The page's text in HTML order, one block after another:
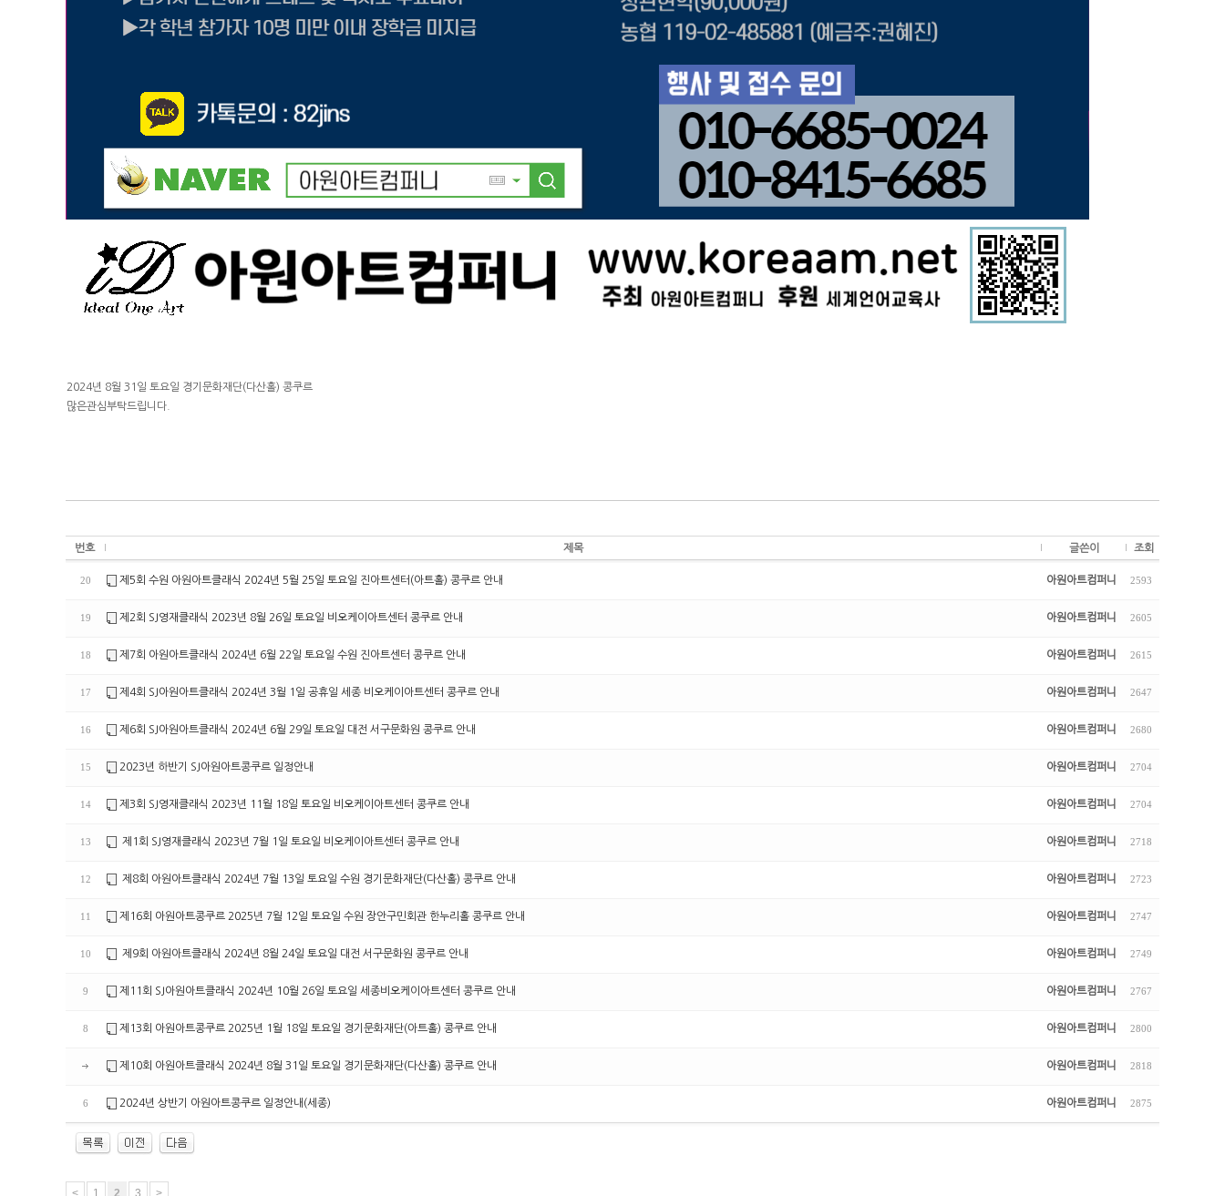
2024년 8월 31일 토요일 경기문화재단(다산홀) 콩쿠르
많은관심부탁드립니다.
번호 제목 글쓴이 조회
20 제5회 수원 아원아트클래식 2024년 5월 25일 토요일 진아트센터(아트홀) 콩쿠르 안내 아원아트컴퍼니 2593
19 제2회 SJ영재클래식 2023년 8월 26일 토요일 비오케이아트센터 콩쿠르 안내 아원아트컴퍼니 2605
18 제7회 아원아트클래식 2024년 6월 22일 토요일 수원 진아트센터 콩쿠르 안내 아원아트컴퍼니 2615
17 제4회 SJ아원아트클래식 2024년 3월 1일 공휴일 세종 비오케이아트센터 콩쿠르 안내 아원아트컴퍼니 2647
16 제6회 SJ아원아트클래식 2024년 6월 29일 토요일 대전 서구문화원 콩쿠르 안내 아원아트컴퍼니 2680
15 2023년 하반기 SJ아원아트콩쿠르 일정안내 아원아트컴퍼니 2704
14 제3회 SJ영재클래식 2023년 11월 18일 토요일 비오케이아트센터 콩쿠르 안내 아원아트컴퍼니 2704
13 제1회 SJ영재클래식 2023년 7월 1일 토요일 비오케이아트센터 콩쿠르 안내 아원아트컴퍼니 2718
12 제8회 아원아트클래식 2024년 7월 13일 토요일 수원 경기문화재단(다산홀) 콩쿠르 안내 아원아트컴퍼니 2723
11 제16회 아원아트콩쿠르 2025년 7월 12일 토요일 수원 장안구민회관 한누리홀 콩쿠르 안내 아원아트컴퍼니 2747
10 제9회 아원아트클래식 2024년 8월 24일 토요일 대전 서구문화원 콩쿠르 안내 아원아트컴퍼니 2749
9 제11회 SJ아원아트클래식 2024년 10월 26일 토요일 세종비오케이아트센터 콩쿠르 안내 아원아트컴퍼니 2767
8 제13회 아원아트콩쿠르 2025년 1월 18일 토요일 경기문화재단(아트홀) 콩쿠르 안내 아원아트컴퍼니 2800
제10회 아원아트클래식 2024년 8월 31일 토요일 경기문화재단(다산홀) 콩쿠르 안내 아원아트컴퍼니 2818
6 2024년 상반기 아원아트콩쿠르 일정안내(세종) 아원아트컴퍼니 2875
< 1 2 3 >